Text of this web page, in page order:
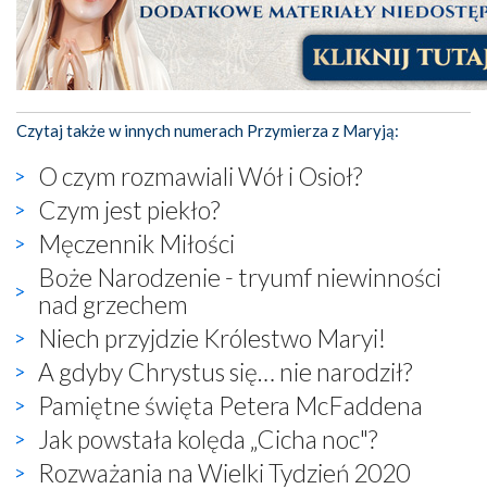
Czytaj także w innych numerach Przymierza z Maryją:
O czym rozmawiali Wół i Osioł?
Czym jest piekło?
Męczennik Miłości
Boże Narodzenie - tryumf niewinności
nad grzechem
Niech przyjdzie Królestwo Maryi!
A gdyby Chrystus się… nie narodził?
Pamiętne święta Petera McFaddena
Jak powstała kolęda „Cicha noc"?
Rozważania na Wielki Tydzień 2020